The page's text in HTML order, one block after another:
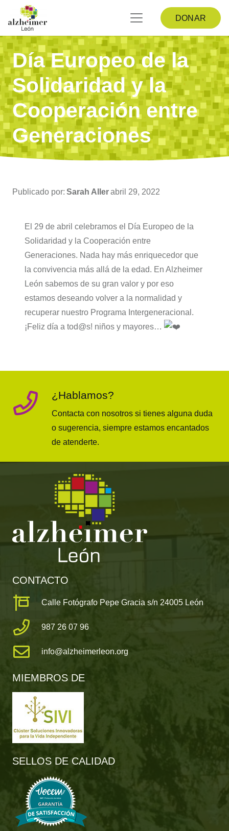
DONAR
Día Europeo de la
Solidaridad y la
Cooperación entre
Generaciones
Publicado por: Sarah Allerabril 29, 2022
El 29 de abril celebramos el Día Europeo de la
Solidaridad y la Cooperación entre
Generaciones. Nada hay más enriquecedor que
la convivencia más allá de la edad. En Alzheimer
León sabemos de su gran valor y por eso
estamos deseando volver a la normalidad y
recuperar nuestro Programa Intergeneracional.
¡Feliz día a tod@s! niños y mayores…
¿Hablamos?
Contacta con nosotros si tienes alguna duda
o sugerencia, siempre estamos encantados
de atenderte.
CONTACTO
Calle Fotógrafo Pepe Gracia s/n 24005 León
987 26 07 96
info@alzheimerleon.org
MIEMBROS DE
SELLOS DE CALIDAD